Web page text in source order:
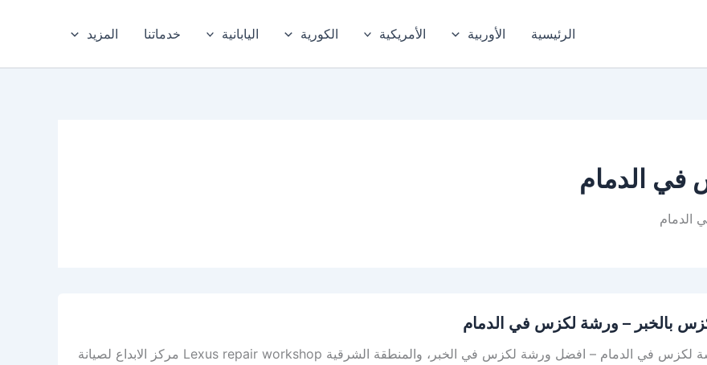
الرئيسية الأوربية الأمريكية الكورية اليابانية خدماتنا المزيد
الدمام
الدمام
بالخبر – ورشة لكزس في الدمام
أفضل ورشة لكزس في الدمام – افضل ورشة لكزس في الخبر، والمنطقة الشرقية Lexus repair workshop مركز الابداع لصيانة